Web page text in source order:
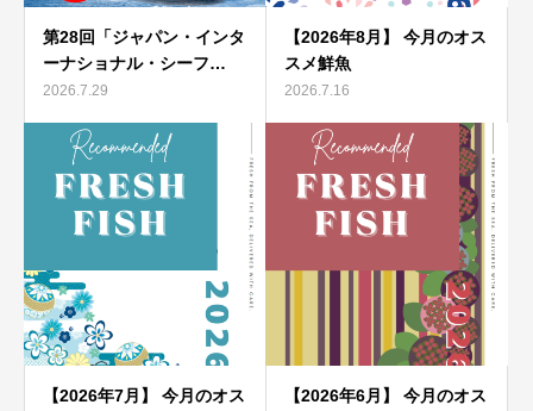
第28回「ジャパン・インタ
ーナショナル・シーフ…
2026.7.29
【2026年8月】 今月のオス
スメ鮮魚
2026.7.16
【2026年7月】 今月のオス
【2026年6月】 今月のオス